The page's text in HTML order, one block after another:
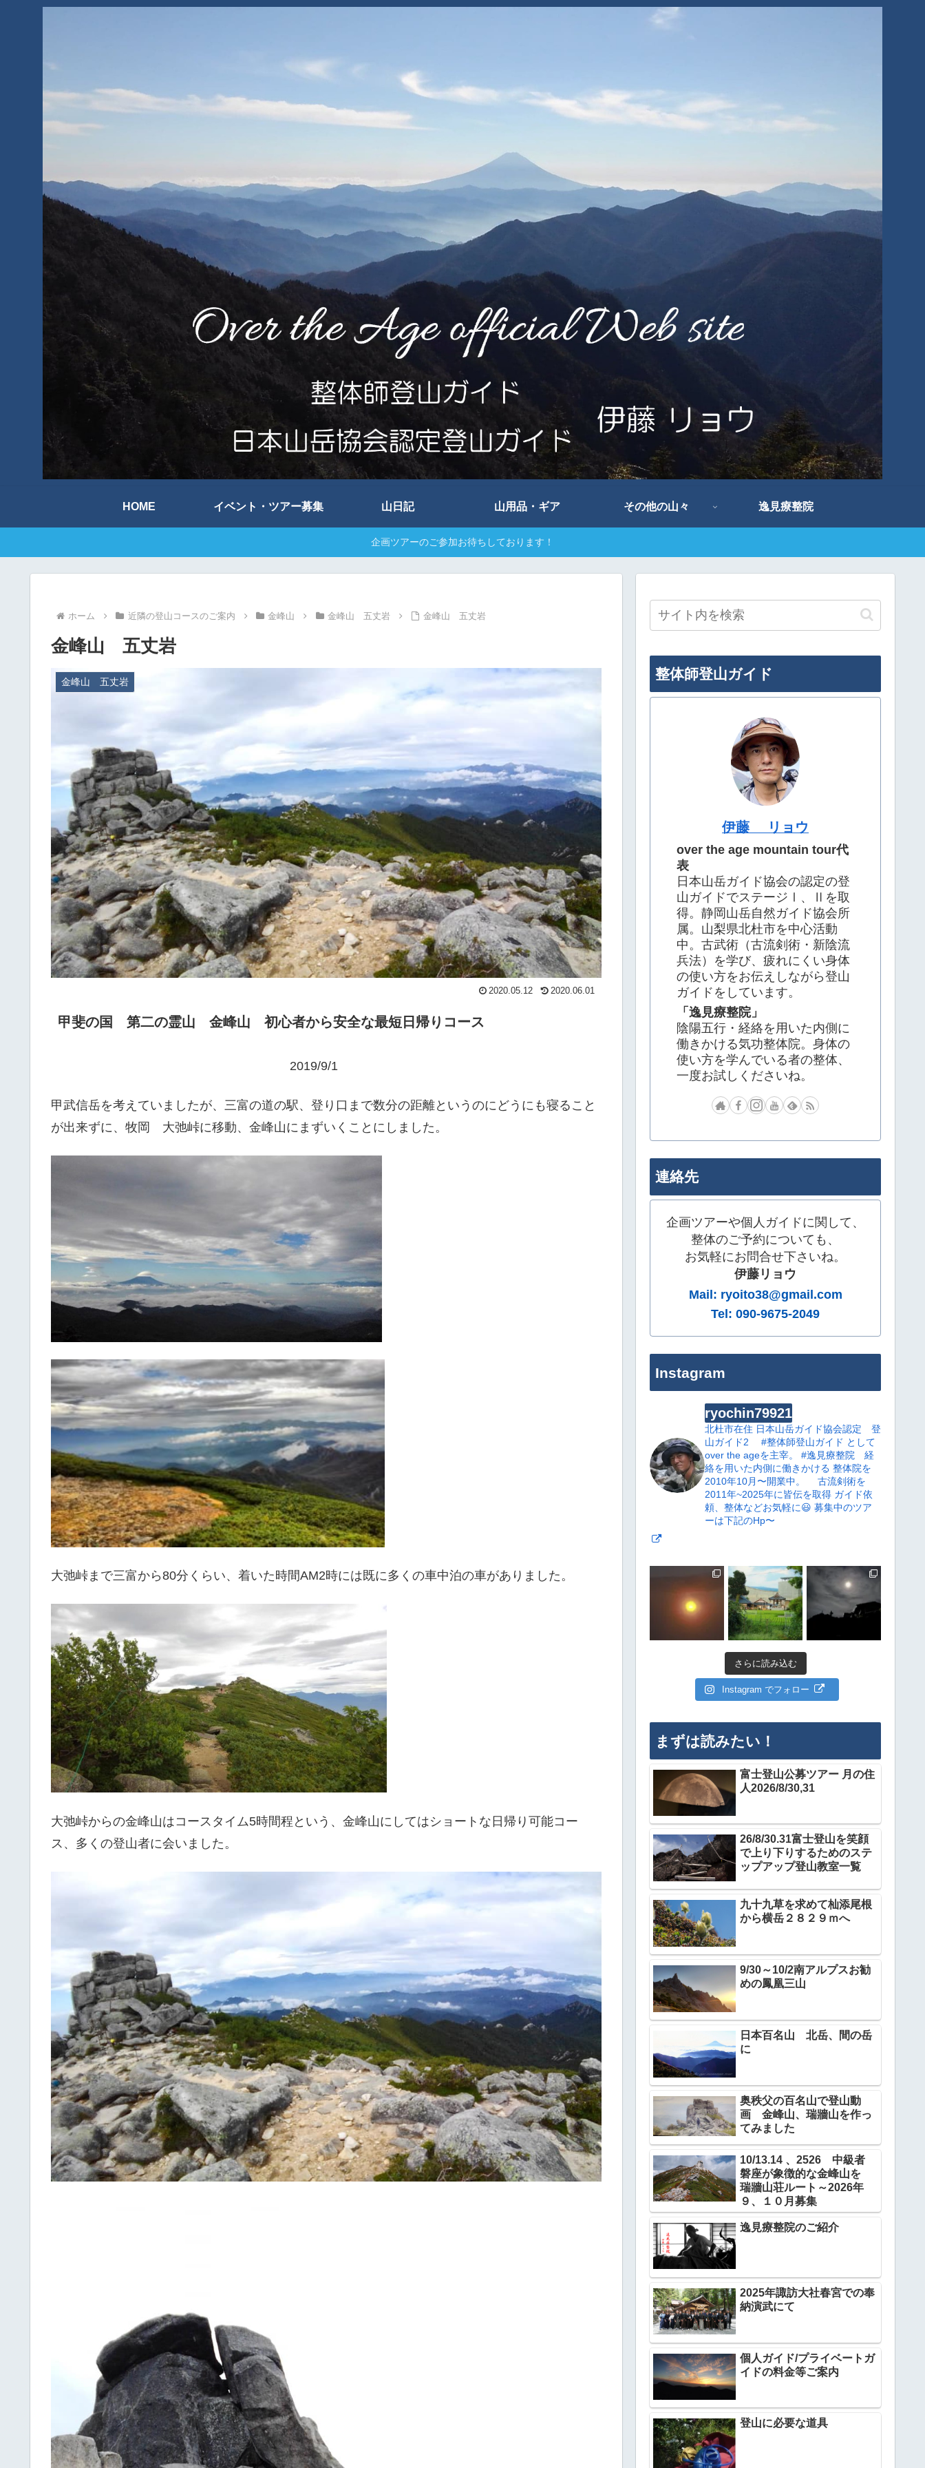
HOME イベント・ツアー募集 山日記 山用品・ギア その他の山々 逸見療整院
企画ツアーのご参加お待ちしております！
ホーム 近隣の登山コースのご案内 金峰山 金峰山 五丈岩 金峰山 五丈岩
金峰山 五丈岩
金峰山 五丈岩
2020.05.12 2020.06.01
甲斐の国 第二の霊山 金峰山 初心者から安全な最短日帰りコース
2019/9/1
甲武信岳を考えていましたが、三富の道の駅、登り口まで数分の距離というのにどうにも寝ること
が出来ずに、牧岡 大弛峠に移動、金峰山にまずいくことにしました。
大弛峠まで三富から80分くらい、着いた時間AM2時には既に多くの車中泊の車がありました。
大弛峠からの金峰山はコースタイム5時間程という、金峰山にしてはショートな日帰り可能コー
ス、多くの登山者に会いました。
整体師登山ガイド
伊藤 リョウ
over the age mountain tour代
表
日本山岳ガイド協会の認定の登
山ガイドでステージⅠ、Ⅱを取
得。静岡山岳自然ガイド協会所
属。山梨県北杜市を中心活動
中。古武術（古流剣術・新陰流
兵法）を学び、疲れにくい身体
の使い方をお伝えしながら登山
ガイドをしています。
「逸見療整院」
陰陽五行・経絡を用いた内側に
働きかける気功整体院。身体の
使い方を学んでいる者の整体、
一度お試しくださいね。
連絡先
企画ツアーや個人ガイドに関して、
整体のご予約についても、
お気軽にお問合せ下さいね。
伊藤リョウ
Mail: ryoito38@gmail.com
Tel: 090-9675-2049
Instagram
ryochin79921
北杜市在住 日本山岳ガイド協会認定 登
山ガイド2
#整体師登山ガイド として
over the ageを主宰。
#逸見療整院 経
絡を用いた内側に働きかける 整体院を
2010年10月〜開業中。
古流剣術を
2011年~2025年に皆伝を取得 ガイド依
頼、整体などお気軽に😃 募集中のツア
ーは下記のHp〜
さらに読み込む
Instagram でフォロー
まずは読みたい！
富士登山公募ツアー 月の住
人2026/8/30,31
26/8/30.31富士登山を笑顔
で上り下りするためのステ
ップアップ登山教室一覧
九十九草を求めて杣添尾根
から横岳２８２９ｍへ
9/30～10/2南アルプスお勧
めの鳳凰三山
日本百名山 北岳、間の岳
に
奥秩父の百名山で登山動
画 金峰山、瑞牆山を作っ
てみました
10/13.14 、2526 中級者
磐座が象徴的な金峰山を
瑞牆山荘ルート～2026年
９、１０月募集
逸見療整院のご紹介
2025年諏訪大社春宮での奉
納演武にて
個人ガイド/プライベートガ
イドの料金等ご案内
登山に必要な道具